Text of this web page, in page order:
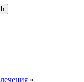
»